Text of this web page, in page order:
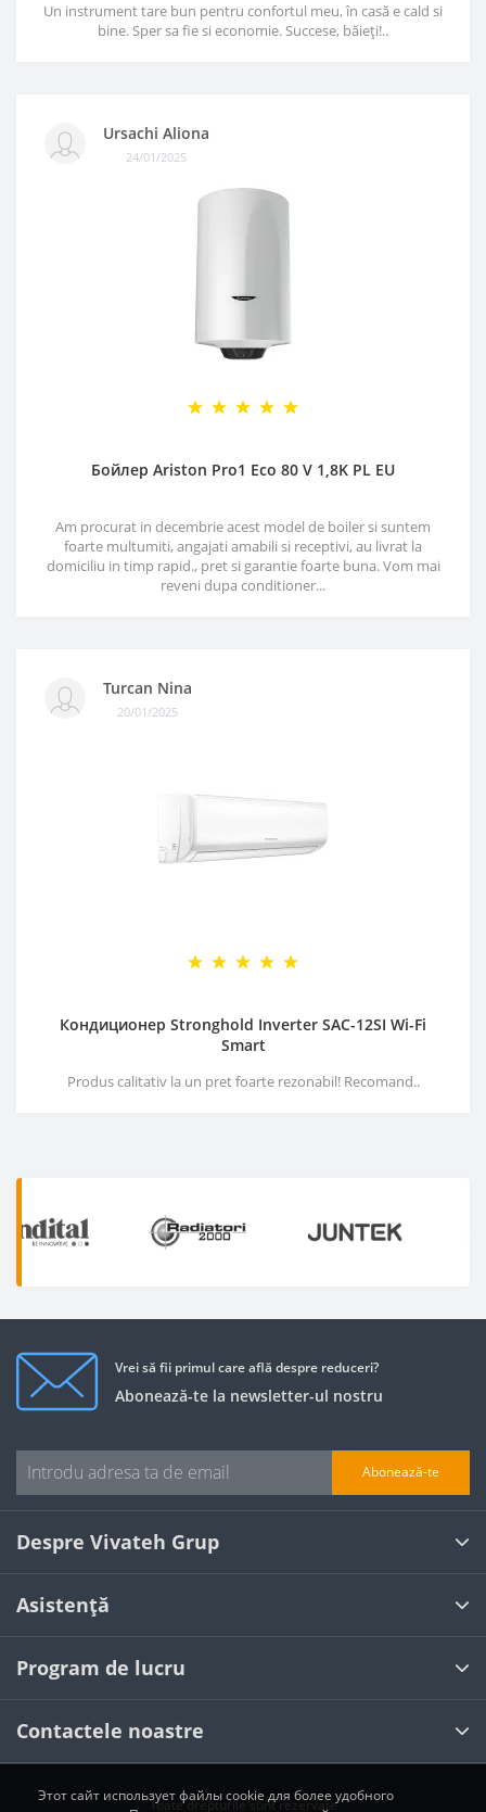
Un instrument tare bun pentru confortul meu, în casă e cald si
bine. Sper sa fie si economie. Succese, băieți!..
Ursachi Aliona
24/01/2025
Бойлер Ariston Pro1 Eco 80 V 1,8K PL EU
Am procurat in decembrie acest model de boiler si suntem
foarte multumiti, angajati amabili si receptivi, au livrat la
domiciliu in timp rapid., pret si garantie foarte buna. Vom mai
reveni dupa conditioner...
Turcan Nina
20/01/2025
Кондиционер Stronghold Inverter SAC-12SI Wi-Fi
Smart
Produs calitativ la un pret foarte rezonabil! Recomand..
Vrei să fii primul care află despre reduceri?
Abonează-te la newsletter-ul nostru
Abonează-te
Despre Vivateh Grup
Asistență
Program de lucru
Contactele noastre
Toate drepturile sunt rezervate
Этот сайт использует файлы cookie для более удобного